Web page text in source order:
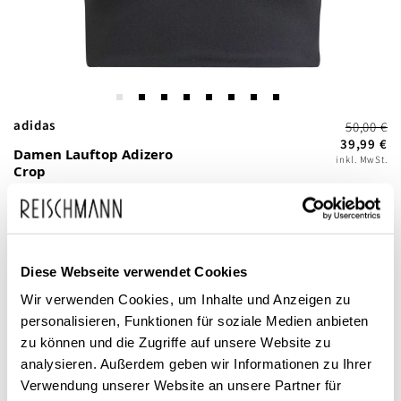
Diese Webseite verwendet Cookies
Wir verwenden Cookies, um Inhalte und Anzeigen zu
personalisieren, Funktionen für soziale Medien anbieten
zu können und die Zugriffe auf unsere Website zu
analysieren. Außerdem geben wir Informationen zu Ihrer
Verwendung unserer Website an unsere Partner für
Zum
Anfang
der
Bildgalerie
springen
adidas
Damen Lauftop Adizero
Crop
50,00 €
39,99 €
inkl. MwSt.
Dieses Produkt ist exklusiv in unseren Filialen erhältlich. Prüfen Sie
mit einem Klick auf „Vor Ort verfügbar?", wo Ihre Größe vorrätig ist.